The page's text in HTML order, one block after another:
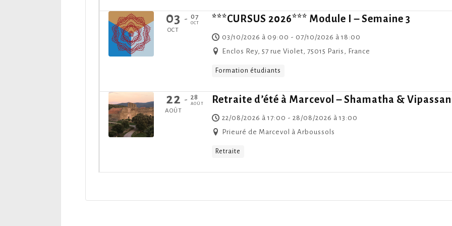
03
OCT
- 07
OCT ***CURSUS 2026*** Module I – Semaine 3
03/10/2026 à 09:00 - 07/10/2026 à 18:00
Enclos Rey, 57 rue Violet, 75015 Paris, France
Formation étudiants
22
AOÛT
- 28
AOÛT Retraite d’été à Marcevol – Shamatha &
22/08/2026 à 17:00 - 28/08/2026 à 13:00
Prieuré de Marcevol à Arboussols
Retraite